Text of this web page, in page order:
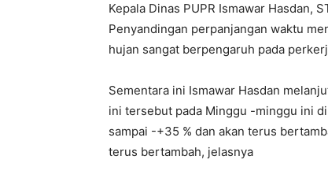
Kepala Dinas PUPR Ismawar Hasdan,
Penyandingan perpanjangan waktu
hujan sangat berpengaruh pada
Sementara ini Ismawar Hasdan
ini tersebut pada Minggu -minggu ini
sampai -+35 % dan akan terus
terus bertambah, jelasnya